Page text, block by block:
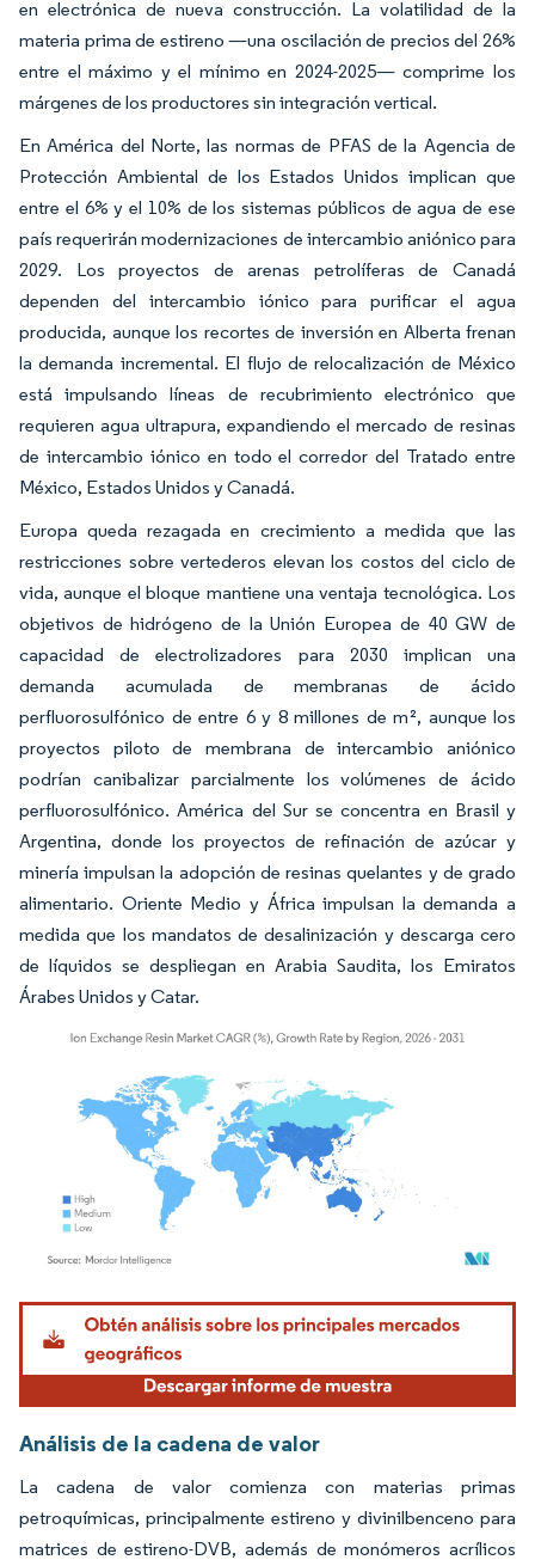
en electrónica de nueva construcción. La volatilidad de la
materia prima de estireno —una oscilación de precios del 26%
entre el máximo y el mínimo en 2024-2025— comprime los
márgenes de los productores sin integración vertical.
En América del Norte, las normas de PFAS de la Agencia de
Protección Ambiental de los Estados Unidos implican que
entre el 6% y el 10% de los sistemas públicos de agua de ese
país requerirán modernizaciones de intercambio aniónico para
2029. Los proyectos de arenas petrolíferas de Canadá
dependen del intercambio iónico para purificar el agua
producida, aunque los recortes de inversión en Alberta frenan
la demanda incremental. El flujo de relocalización de México
está impulsando líneas de recubrimiento electrónico que
requieren agua ultrapura, expandiendo el mercado de resinas
de intercambio iónico en todo el corredor del Tratado entre
México, Estados Unidos y Canadá.
Europa queda rezagada en crecimiento a medida que las
restricciones sobre vertederos elevan los costos del ciclo de
vida, aunque el bloque mantiene una ventaja tecnológica. Los
objetivos de hidrógeno de la Unión Europea de 40 GW de
capacidad de electrolizadores para 2030 implican una
demanda acumulada de membranas de ácido
perfluorosulfónico de entre 6 y 8 millones de m², aunque los
proyectos piloto de membrana de intercambio aniónico
podrían canibalizar parcialmente los volúmenes de ácido
perfluorosulfónico. América del Sur se concentra en Brasil y
Argentina, donde los proyectos de refinación de azúcar y
minería impulsan la adopción de resinas quelantes y de grado
alimentario. Oriente Medio y África impulsan la demanda a
medida que los mandatos de desalinización y descarga cero
de líquidos se despliegan en Arabia Saudita, los Emiratos
Árabes Unidos y Catar.
Imagen © Mordor Intelligence. El uso requiere atribución según CC BY 4.0.
Análisis de la cadena de valor
La cadena de valor comienza con materias primas
petroquímicas, principalmente estireno y divinilbenceno para
matrices de estireno-DVB, además de monómeros acrílicos